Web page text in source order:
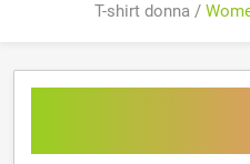
T-shirt donna/